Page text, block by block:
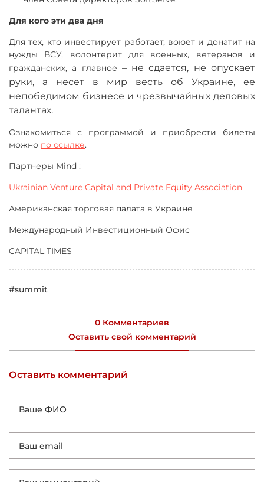
Для кого эти два дня
Для тех, кто инвестирует работает, воюет и донатит на
нужды ВСУ, волонтерит для военных, ветеранов и
гражданских, а главное –не сдается, не опускает
руки, а несет в мир весть об Украине, ее
непобедимом бизнесе и чрезвычайных деловых
талантах.
Ознакомиться с программой и приобрести билеты
можно по ссылке.
Партнеры Mind :
Ukrainian Venture Capital and Private Equity Association
Американская торговая палата в Украине
Международный Инвестиционный Офис
CAPITAL TIMES
#summit
0 Комментариев
Оставить свой комментарий
Оставить комментарий